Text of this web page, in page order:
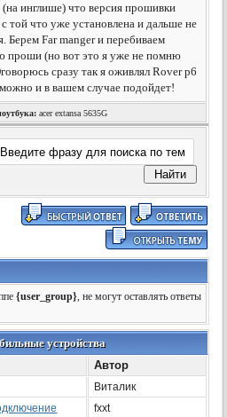
инглише) что версия прошивки
той что уже установлена и дальше не
Берем Far manger и перебиваем
проши (но вот это я уже не помню
сразу так я оживлял Rover p6
и в вашем случае подойдет!
acer extansa 5635G
{user_group}, не могут оставлять ответы
устройства
Автор
Виталик
fxxt